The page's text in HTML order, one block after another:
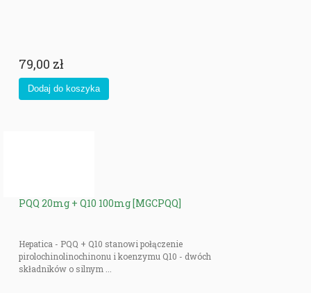
79,00 zł
PQQ 20mg + Q10 100mg [MGCPQQ]
Hepatica - PQQ + Q10 stanowi połączenie
pirolochinolinochinonu i koenzymu Q10 - dwóch
składników o silnym ...